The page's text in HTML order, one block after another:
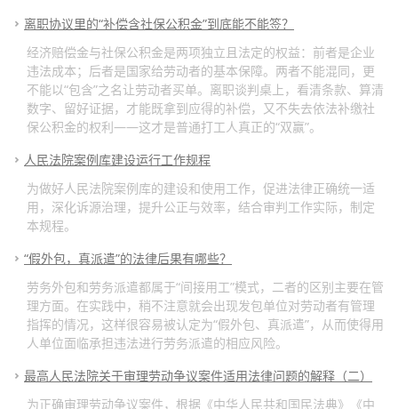
离职协议里的“补偿含社保公积金”到底能不能签？
经济赔偿金与社保公积金是两项独立且法定的权益：前者是企业
违法成本；后者是国家给劳动者的基本保障。两者不能混同，更
不能以“包含”之名让劳动者买单。离职谈判桌上，看清条款、算清
数字、留好证据，才能既拿到应得的补偿，又不失去依法补缴社
保公积金的权利——这才是普通打工人真正的“双赢”。
人民法院案例库建设运行工作规程
为做好人民法院案例库的建设和使用工作，促进法律正确统一适
用，深化诉源治理，提升公正与效率，结合审判工作实际，制定
本规程。
“假外包，真派遣”的法律后果有哪些？
劳务外包和劳务派遣都属于“间接用工”模式，二者的区别主要在管
理方面。在实践中，稍不注意就会出现发包单位对劳动者有管理
指挥的情况，这样很容易被认定为“假外包、真派遣”，从而使得用
人单位面临承担违法进行劳务派遣的相应风险。
最高人民法院关于审理劳动争议案件适用法律问题的解释（二）
为正确审理劳动争议案件，根据《中华人民共和国民法典》《中